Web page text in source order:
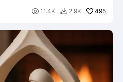
 11.4K  2.9K 495